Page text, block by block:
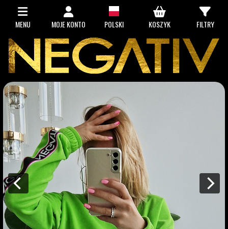
MENU MOJE KONTO POLSKI KOSZYK FILTRY